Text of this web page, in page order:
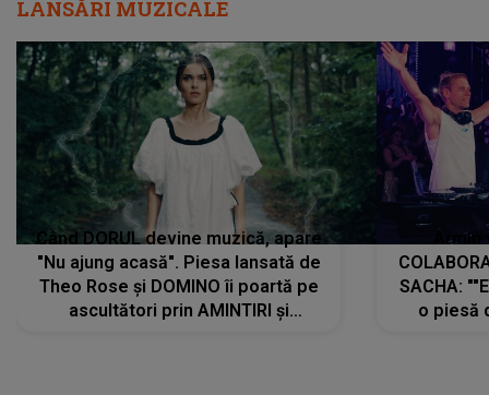
LANSĂRI MUZICALE
Când DORUL devine muzică, apare
"Nu ajung acasă". Piesa lansată de
Theo Rose și DOMINO îi poartă pe
ascultători prin AMINTIRI și
SACHA:
o piesă